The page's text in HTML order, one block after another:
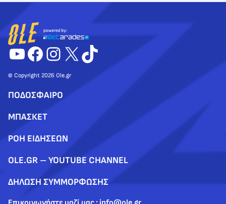
YouTube
Facebook
Instagram
X TikTok
© Copyright 2026 Ole.gr
ΠΟΔΟΣΦΑΙΡΟ
ΜΠΑΣΚΕΤ
ΡΟΗ ΕΙΔΗΣΕΩΝ
OLE.GR – YOUTUBE CHANNEL
ΔΗΛΩΣΗ ΣΥΜΜΟΡΦΩΣΗΣ